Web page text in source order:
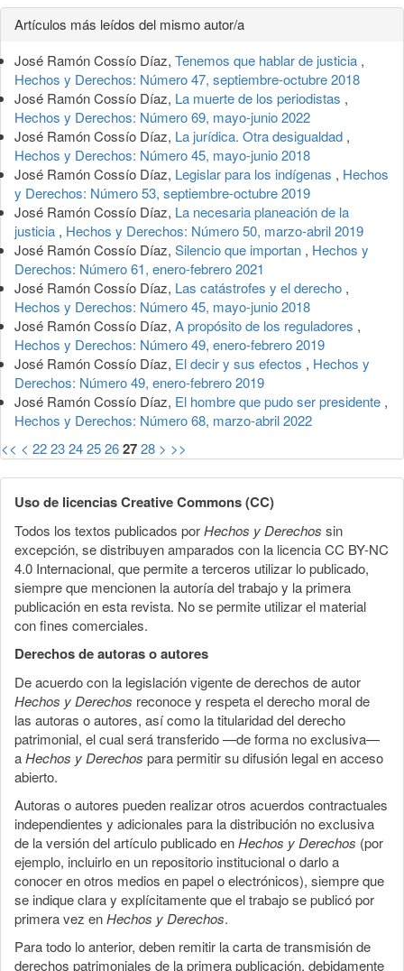
Detalles
del
artículo
Artículos más leídos del mismo autor/a
José Ramón Cossío Díaz, Tenemos que hablar de justicia ,
Hechos y Derechos: Número 47, septiembre-octubre 2018
José Ramón Cossío Díaz, La muerte de los periodistas ,
Hechos y Derechos: Número 69, mayo-junio 2022
José Ramón Cossío Díaz, La jurídica. Otra desigualdad ,
Hechos y Derechos: Número 45, mayo-junio 2018
José Ramón Cossío Díaz, Legislar para los indígenas , Hechos
y Derechos: Número 53, septiembre-octubre 2019
José Ramón Cossío Díaz, La necesaria planeación de la
justicia , Hechos y Derechos: Número 50, marzo-abril 2019
José Ramón Cossío Díaz, Silencio que importan , Hechos y
Derechos: Número 61, enero-febrero 2021
José Ramón Cossío Díaz, Las catástrofes y el derecho ,
Hechos y Derechos: Número 45, mayo-junio 2018
José Ramón Cossío Díaz, A propósito de los reguladores ,
Hechos y Derechos: Número 49, enero-febrero 2019
José Ramón Cossío Díaz, El decir y sus efectos , Hechos y
Derechos: Número 49, enero-febrero 2019
José Ramón Cossío Díaz, El hombre que pudo ser presidente ,
Hechos y Derechos: Número 68, marzo-abril 2022
<< < 22232425262728 > >>
Uso de licencias Creative Commons (CC)
Todos los textos publicados porHechos y Derechos sin
excepción, se distribuyen amparados con la licencia CC BY-NC
4.0 Internacional, que permite a terceros utilizar lo publicado,
siempre que mencionen la autoría del trabajo y la primera
publicación en esta revista. No se permite utilizar el material
con fines comerciales.
Derechos de autoras o autores
De acuerdo con la legislación vigente de derechos de autor
Hechos y Derechos reconoce y respeta el derecho moral de
las autoras o autores, así como la titularidad del derecho
patrimonial, el cual será transferido —de forma no exclusiva—
aHechos y Derechos para permitir su difusión legal en acceso
abierto.
Autoras o autores pueden realizar otros acuerdos contractuales
independientes y adicionales para la distribución no exclusiva
de la versión del artículo publicado enHechos y Derechos (por
ejemplo, incluirlo en un repositorio institucional o darlo a
conocer en otros medios en papel o electrónicos), siempre que
se indique clara y explícitamente que el trabajo se publicó por
primera vez enHechos y Derechos.
Para todo lo anterior, deben remitir la carta de transmisión de
derechos patrimoniales de la primera publicación, debidamente